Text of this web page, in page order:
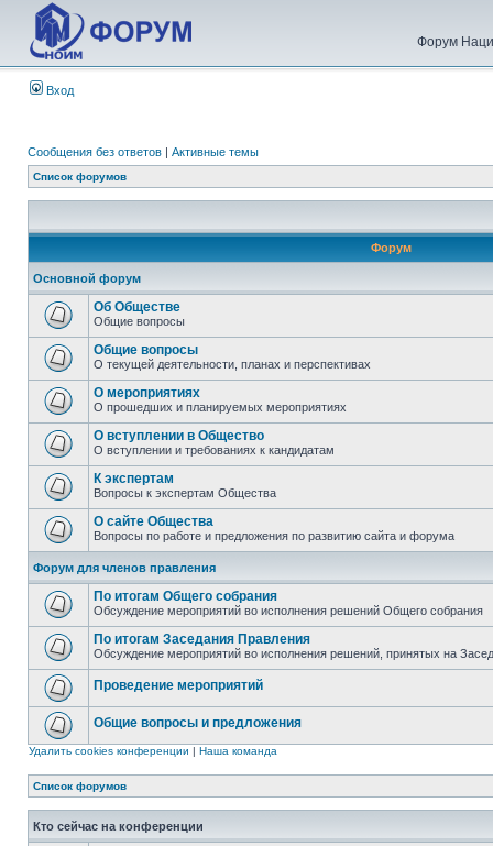
Форум
Вход
Сообщения без ответов | Активные темы
Список форумов
Форум
Основной форум
Об Обществе
Общие вопросы
Общие вопросы
О текущей деятельности, планах и перспективах
О мероприятиях
О прошедших и планируемых мероприятиях
О вступлении в Общество
О вступлении и требованиях к кандидатам
К экспертам
Вопросы к экспертам Общества
О сайте Общества
Вопросы по работе и предложения по развитию сайта и форума
Форум для членов правления
По итогам Общего собрания
Обсуждение мероприятий во исполнения решений Общего собрания
По итогам Заседания Правления
Обсуждение мероприятий во исполнения решений, принятых на
Проведение мероприятий
Общие вопросы и предложения
Удалить cookies конференции | Наша команда
Список форумов
Кто сейчас на конференции